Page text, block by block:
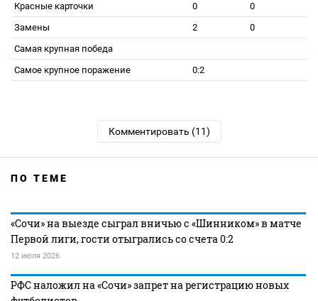
Красные карточки
0
0
Замены
2
0
Самая крупная победа
Самое крупное поражение
0:2
Комментировать (11)
ПО ТЕМЕ
«Сочи» на выезде сыграл вничью с «Шинником» в матче
Первой лиги, гости отыгрались со счета 0:2
12 июля 2026
РФС наложил на «Сочи» запрет на регистрацию новых